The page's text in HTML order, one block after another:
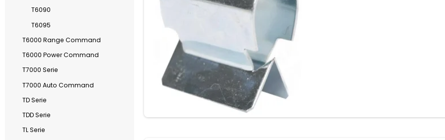
T6090
T6095
T6000 Range Command
T6000 Power Command
T7000 Serie
T7000 Auto Command
TD Serie
TDD Serie
TL Serie